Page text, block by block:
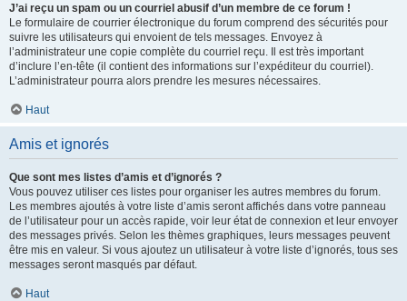
J’ai reçu un spam ou un courriel abusif d’un membre de ce forum !
Le formulaire de courrier électronique du forum comprend des sécurités pour
suivre les utilisateurs qui envoient de tels messages. Envoyez à
l’administrateur une copie complète du courriel reçu. Il est très important
d’inclure l’en-tête (il contient des informations sur l’expéditeur du courriel).
L’administrateur pourra alors prendre les mesures nécessaires.
Haut
Amis et ignorés
Que sont mes listes d’amis et d’ignorés ?
Vous pouvez utiliser ces listes pour organiser les autres membres du forum.
Les membres ajoutés à votre liste d’amis seront affichés dans votre panneau
de l’utilisateur pour un accès rapide, voir leur état de connexion et leur envoyer
des messages privés. Selon les thèmes graphiques, leurs messages peuvent
être mis en valeur. Si vous ajoutez un utilisateur à votre liste d’ignorés, tous ses
messages seront masqués par défaut.
Haut